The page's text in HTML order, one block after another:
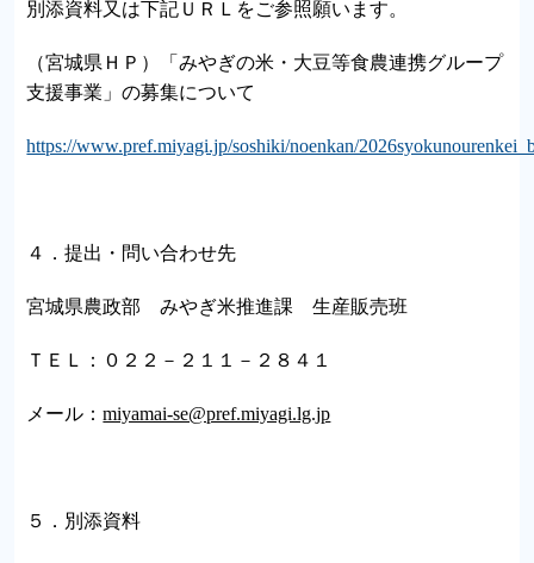
別添資料又は下記ＵＲＬをご参照願います。
（宮城県ＨＰ）「みやぎの米・大豆等食農連携グループ
支援事業」の募集について
https://www.pref.miyagi.jp/soshiki/noenkan/
４．提出・問い合わせ先
宮城県農政部 みやぎ米推進課 生産販売班
ＴＥＬ：０２２－２１１－２８４１
メール：miyamai-se@pref.miyagi.lg.jp
５．別添資料